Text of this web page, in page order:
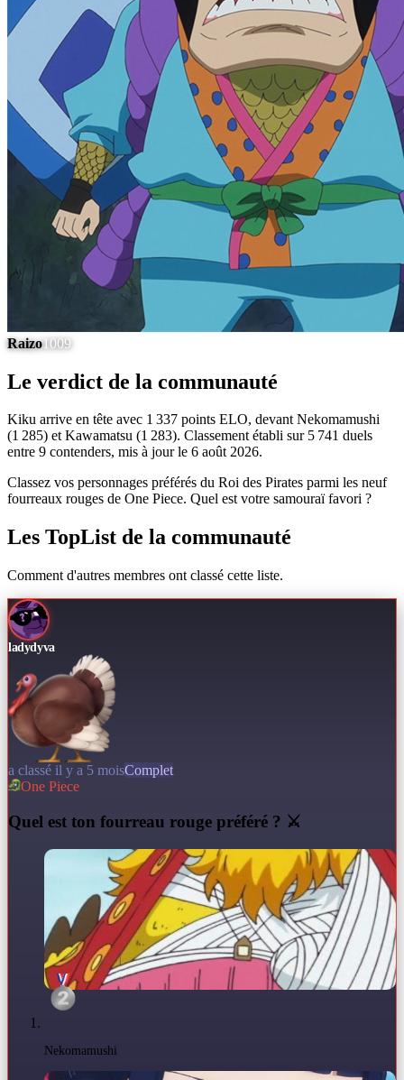
Raizo1009
Le verdict de la communauté
Kiku arrive en tête avec 1 337 points ELO, devant Nekomamushi
(1 285) et Kawamatsu (1 283). Classement établi sur 5 741 duels
entre 9 contenders, mis à jour le 6 août 2026.
Classez vos personnages préférés du Roi des Pirates parmi les neuf
fourreaux rouges de One Piece. Quel est votre samouraï favori ?
Les TopList de la communauté
Comment d'autres membres ont classé cette liste.
ladydyva
a classé il y a 5 moisComplet
One Piece
Quel est ton fourreau rouge préféré ? ⚔️
Nekomamushi